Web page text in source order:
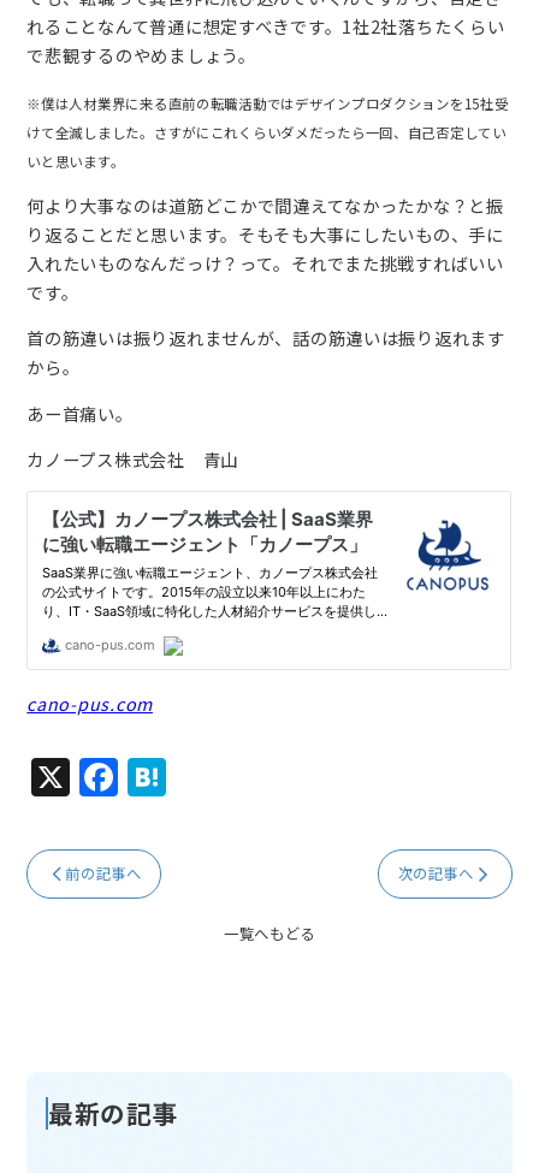
れることなんて普通に想定すべきです。1社2社落ちたくらい
で悲観するのやめましょう。
※僕は人材業界に来る直前の転職活動ではデザインプロダクションを15社受
けて全滅しました。さすがにこれくらいダメだったら一回、自己否定してい
いと思います。
何より大事なのは道筋どこかで間違えてなかったかな？と振
り返ることだと思います。そもそも大事にしたいもの、手に
入れたいものなんだっけ？って。それでまた挑戦すればいい
です。
首の筋違いは振り返れませんが、話の筋違いは振り返れます
から。
あー首痛い。
カノープス株式会社 青山
cano-pus.com
X F
a
c
e
前の記事へ
一覧へもどる
次の記事へ
最新の記事